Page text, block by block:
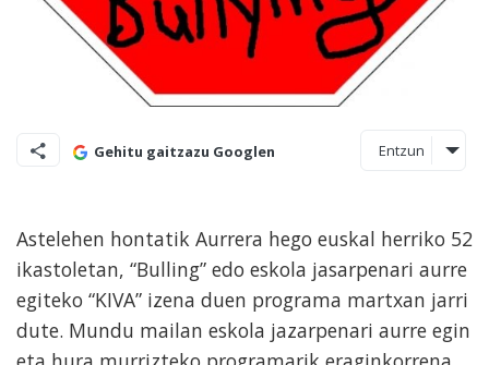
Gehitu gaitzazu Googlen Entzun
Astelehen hontatik Aurrera hego euskal herriko 52
ikastoletan, “Bulling” edo eskola jasarpenari aurre
egiteko “KIVA” izena duen programa martxan jarri
dute. Mundu mailan eskola jazarpenari aurre egin